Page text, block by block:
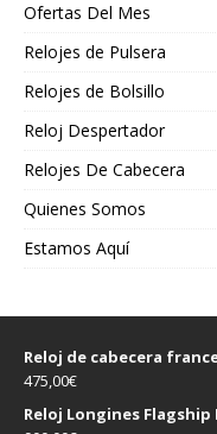
Ofertas Del Mes
Relojes de Pulsera
Relojes de Bolsillo
Reloj Despertador
Relojes De Cabecera
Quienes Somos
Estamos Aquí
Reloj de cabecera
475,00€
Reloj Longines Flagship